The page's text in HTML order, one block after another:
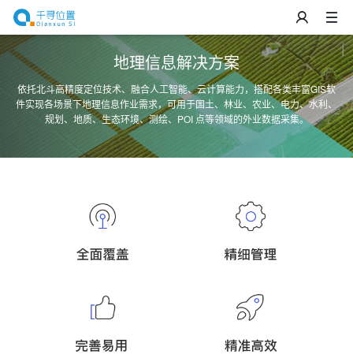
地理信息解决方案
依托北斗高精度定位技术、融合人工智能、云计算能力，搭配各类丰富GIS软
件实现各场景下地理信息作业需求，可用于国土、林业、农业、电力、水利、
规划、地质、生态环境、测绘、POI 点等领域的外业数据采集。